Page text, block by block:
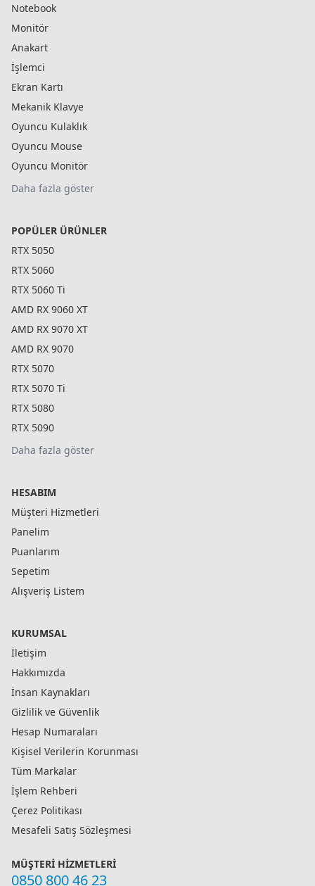
Notebook
Monitör
Anakart
İşlemci
Ekran Kartı
Mekanik Klavye
Oyuncu Kulaklık
Oyuncu Mouse
Oyuncu Monitör
Daha fazla göster
POPÜLER ÜRÜNLER
RTX 5050
RTX 5060
RTX 5060 Ti
AMD RX 9060 XT
AMD RX 9070 XT
AMD RX 9070
RTX 5070
RTX 5070 Ti
RTX 5080
RTX 5090
Daha fazla göster
HESABIM
Müşteri Hizmetleri
Panelim
Puanlarım
Sepetim
Alışveriş Listem
KURUMSAL
İletişim
Hakkımızda
İnsan Kaynakları
Gizlilik ve Güvenlik
Hesap Numaraları
Kişisel Verilerin Korunması
Tüm Markalar
İşlem Rehberi
Çerez Politikası
Mesafeli Satış Sözleşmesi
MÜŞTERI HIZMETLERI
0850 800 46 23